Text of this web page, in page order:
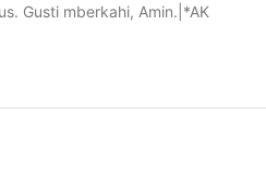
Gusti mberkahi, Amin.|*AK